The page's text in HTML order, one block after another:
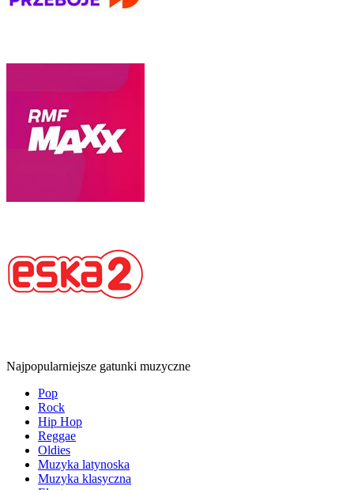
Najpopularniejsze gatunki muzyczne
Pop
Rock
Hip Hop
Reggae
Oldies
Muzyka latynoska
Muzyka klasyczna